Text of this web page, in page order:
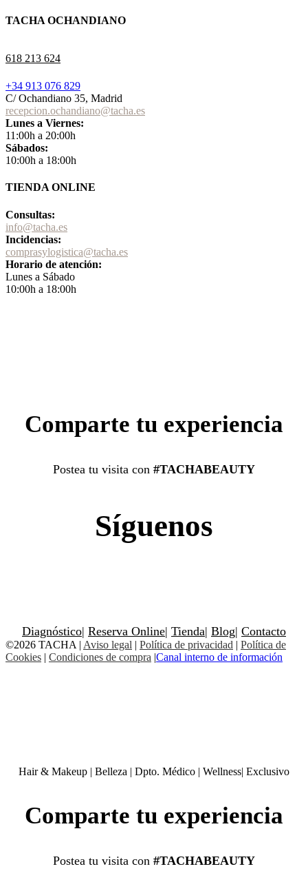
TACHA OCHANDIANO
618 213 624
+34 913 076 829
C/ Ochandiano 35, Madrid
recepcion.ochandiano@tacha.es
Lunes a Viernes:
11:00h a 20:00h
Sábados:
10:00h a 18:00h
TIENDA ONLINE
Consultas:
info@tacha.es
Incidencias:
comprasylogistica@tacha.es
Horario de atención:
Lunes a Sábado
10:00h a 18:00h
Comparte tu experiencia
Postea tu visita con #TACHABEAUTY
Síguenos
Diagnóstico| Reserva Online| Tienda| Blog| Contacto
©2026 TACHA | Aviso legal | Política de privacidad | Política de
Cookies | Condiciones de compra |Canal interno de información
Hair & Makeup | Belleza | Dpto. Médico | Wellness| Exclusivo
Comparte tu experiencia
Postea tu visita con #TACHABEAUTY